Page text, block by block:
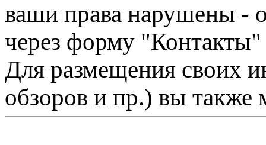
ваши права нарушены -
через форму "Контакты"
Для размещения своих
обзоров и пр.) вы также